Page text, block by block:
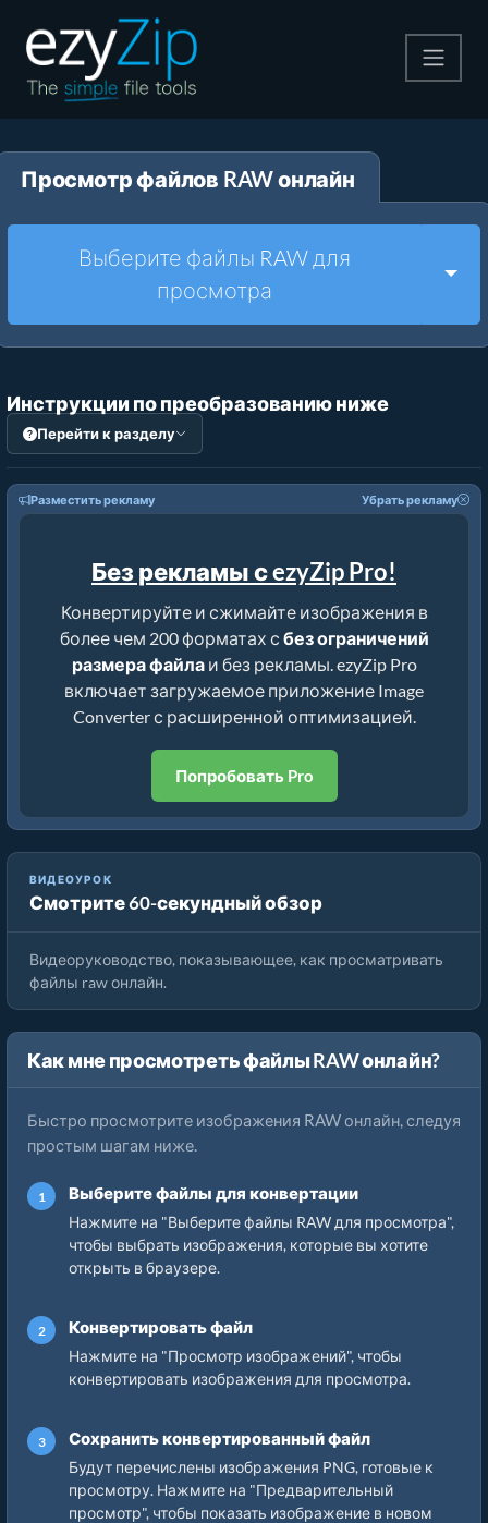
Pаспаковывайте
Другие инструменты
Просмотр файлов RAW онлайн
Выберите файлы RAW для
просмотра
Инструкции по преобразованию ниже
Перейти к разделу
Разместить рекламу Убрать рекламу
Без рекламы с ezyZip Pro!
Конвертируйте и сжимайте изображения в
более чем 200 форматах с без ограничений
размера файлаи без рекламы. ezyZip Pro
включает загружаемое приложение Image
Converter с расширенной оптимизацией.
Попробовать Pro
ВИДЕОУРОК
Смотрите 60-секундный обзор
Как Просматривать Файлы raw Онлайн
Видеоруководство, показывающее, как просматривать
файлы raw онлайн.
Как мне просмотреть файлы RAW онлайн?
Быстро просмотрите изображения RAW онлайн, следуя
простым шагам ниже.
Выберите файлы для конвертации
Нажмите на "Выберите файлы RAW для просмотра",
чтобы выбрать изображения, которые вы хотите
открыть в браузере.
Конвертировать файл
Нажмите на "Просмотр изображений", чтобы
конвертировать изображения для просмотра.
Сохранить конвертированный файл
Будут перечислены изображения PNG, готовые к
просмотру. Нажмите на "Предварительный
просмотр", чтобы показать изображение в новом